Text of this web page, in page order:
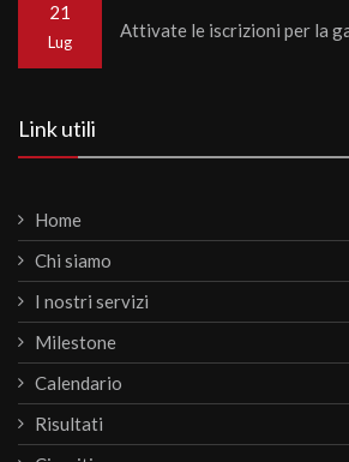
21
Lug
Attivate le iscrizioni per la
Link utili
Home
Chi siamo
I nostri servizi
Milestone
Calendario
Risultati